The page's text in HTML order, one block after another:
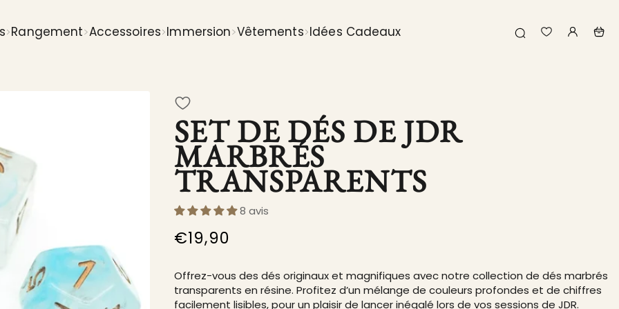
Rangement Accessoires Immersion Vêtements Idées Cadeaux Recherche
Liste
Mon
SET DE DÉS DE JDR
MARBRÉS
TRANSPARENTS
8 avis
€19,90
/
UNITAIRE
Offrez-vous des dés originaux et magnifiques avec notre collection de dés marbrés
transparents en résine. Profitez d’un mélange de couleurs profondes et de chiffres
facilement lisibles, pour un plaisir de lancer inégalé lors de vos sessions de JDR.